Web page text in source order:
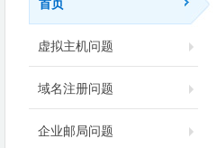
虚拟主机问题
域名注册问题
企业邮局问题